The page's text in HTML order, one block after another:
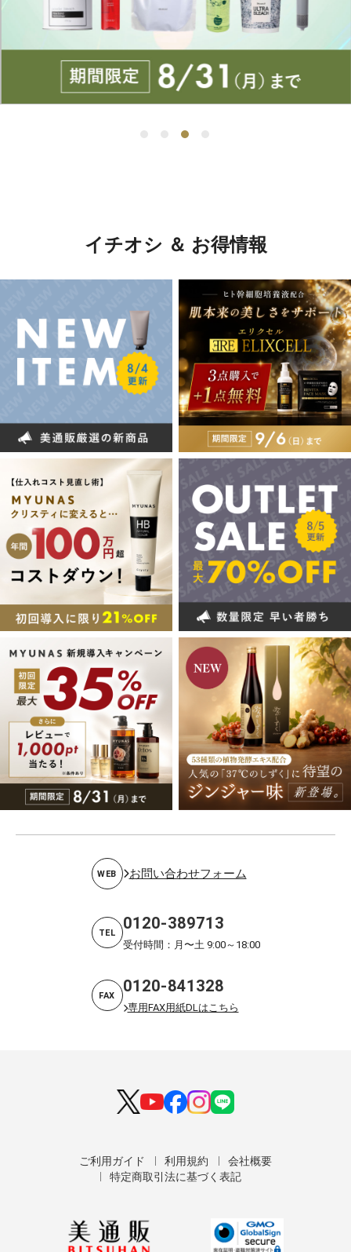
イチオシ ＆ お得情報
WEB お問い合わせフォーム
TEL 0120-389713
受付時間：月〜土 9:00～18:00
FAX 0120-841328
専用FAX用紙DLはこちら
ご利用ガイド 利用規約
会社概要
特定商取引法に基づく表記